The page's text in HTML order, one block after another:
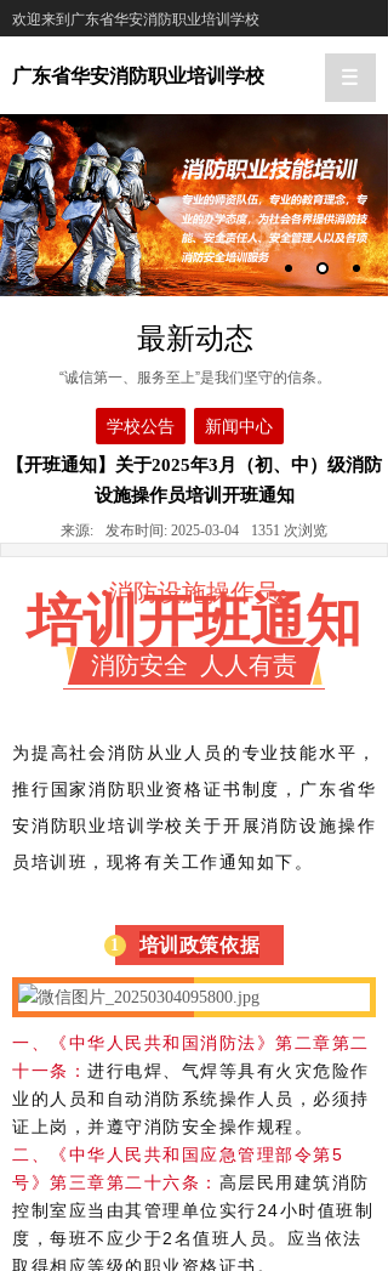
欢迎来到广东省华安消防职业培训学校
广东省华安消防职业培训学校
最新动态
“诚信第一、服务至上”是我们坚守的信条。
学校公告
新闻中心
【开班通知】关于2025年3月（初、中）级消防
设施操作员培训开班通知
来源: 发布时间: 2025-03-04 1351 次浏览
•消防设施操作员•
培训开班通知
消防安全 人人有责
为提高社会消防从业人员的专业技能水平，
推行国家消防职业资格证书制度，广东省华
安消防职业培训学校关于开展消防设施操作
员培训班，现将有关工作通知如下。
1 培训政策依据
一、《中华人民共和国消防法》第二章第二
十一条： 进行电焊、气焊等具有火灾危险作
业的人员和自动消防系统操作人员，必须持
证上岗，并遵守消防安全操作规程。
二、《中华人民共和国应急管理部令第5
号》第三章第二十六条： 高层民用建筑消防
控制室应当由其管理单位实行24小时值班制
度，每班不应少于2名值班人员。应当依法
取得相应等级的职业资格证书。